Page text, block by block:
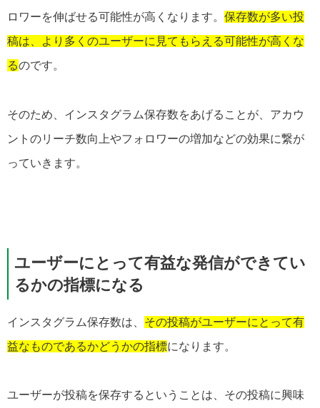
ロワーを伸ばせる可能性が高くなります。 保存数が多い投
稿は、より多くのユーザーに見てもらえる可能性が高くな
るのです。
そのため、インスタグラム保存数をあげることが、アカウ
ントのリーチ数向上やフォロワーの増加などの効果に繋が
っていきます。
ユーザーにとって有益な発信ができてい
るかの指標になる
インスタグラム保存数は、 その投稿がユーザーにとって有
益なものであるかどうかの指標になります。
ユーザーが投稿を保存するということは、その投稿に興味